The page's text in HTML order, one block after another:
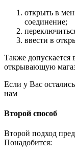
открыть в
соединение;
ввести в
Также допускается
открывающую
Если у Вас
нам
Второй способ
Второй подход
Понадобится: